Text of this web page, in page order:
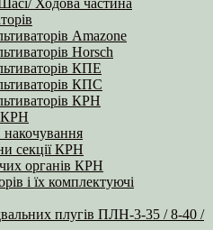
Amazone
Horsch
КПЕ
КПС
КРН
КРН
секції КРН
органів КРН
і їх комплектуючі
плугів ПЛН-3-35 / 8-40 /